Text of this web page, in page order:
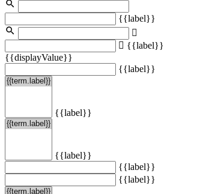
{{label}}
{{label}}
{{displayValue}}
{{label}}
{{label}}
{{label}}
{{label}}
{{label}}